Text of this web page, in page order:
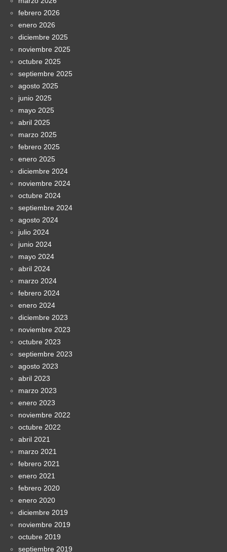
febrero 2026
enero 2026
diciembre 2025
noviembre 2025
octubre 2025
septiembre 2025
agosto 2025
junio 2025
mayo 2025
abril 2025
marzo 2025
febrero 2025
enero 2025
diciembre 2024
noviembre 2024
octubre 2024
septiembre 2024
agosto 2024
julio 2024
junio 2024
mayo 2024
abril 2024
marzo 2024
febrero 2024
enero 2024
diciembre 2023
noviembre 2023
octubre 2023
septiembre 2023
agosto 2023
abril 2023
marzo 2023
enero 2023
noviembre 2022
octubre 2022
abril 2021
marzo 2021
febrero 2021
enero 2021
febrero 2020
enero 2020
diciembre 2019
noviembre 2019
octubre 2019
septiembre 2019